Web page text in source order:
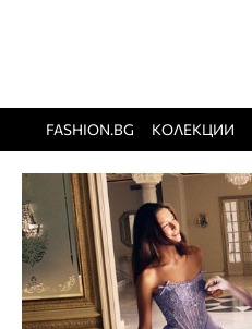
FASHION.BG КОЛЕКЦИИ